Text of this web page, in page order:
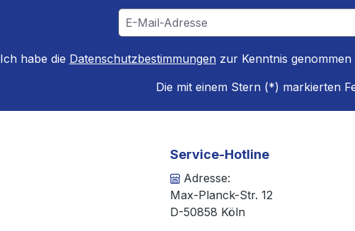
Ich habe die Datenschutzbestimmungenzur Kenntnis genommen
Die mit einem Stern (*) markierten
Service-Hotline
Adresse:
Max-Planck-Str. 12
D-50858 Köln